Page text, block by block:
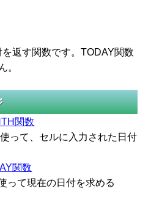
返す関数です。TODAY関数
。
関数
って、セルに入力された日付
関数
って現在の日付を求める